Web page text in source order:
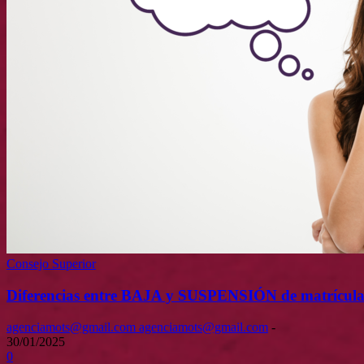
Consejo Superior
Diferencias entre BAJA y SUSPENSIÓN de matrícula
agenciamots@gmail.com agenciamots@gmail.com -
30/01/2025
0